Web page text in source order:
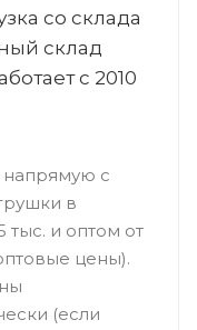
со склада
склад
с 2010
напрямую с
в
тыс. и оптом от
цены).
(если